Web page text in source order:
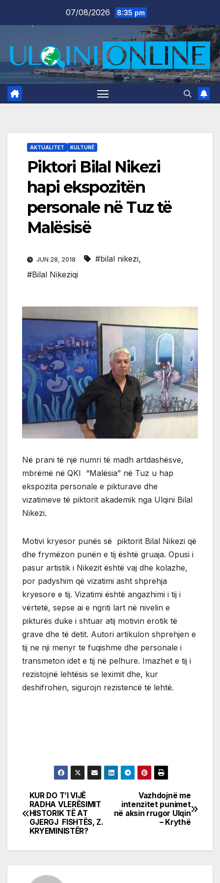
07/08/2026 8:35 pm
AKTUALITET KULTURË
Piktori Bilal Nikezi
hapi ekspozitën
personale në Tuz të
Malësisë
JUN 28, 2018 #bilal nikezi,
#Bilal Nikeziqi
Në prani të një numri të madh artdashësve,
mbrëmë në QKI “Malësia” në Tuz u hap
ekspozita personale e pikturave dhe
vizatimeve të piktorit akademik nga Ulqini Bilal
Nikezi.
Motivi kryesor punës së piktorit Bilal Nikezi që
dhe frymëzon punën e tij është gruaja. Opusi i
pasur artistik i Nikezit është vaj dhe kolazhe,
por padyshim që vizatimi asht shprehja
kryesore e tij. Vizatimi është angazhimi i tij i
vërtetë, sepse ai e ngriti lart në nivelin e
pikturës duke i shtuar atij motivin erotik të
grave dhe të detit. Autori artikulon shprehjen e
tij ne nji menyr te fuqishme dhe personale i
transmeton idet e tij në pelhure. Imazhet e tij i
rezistojnë lehtësis se leximit dhe, kur
deshifrohen, sigurojn rezistencë të lehtë.
Post
navigation
Vazhdojnë me
intenzitet punimet
në aksin rrugor Ulqin
– Krythë
KUR DO T’I VIJË
RADHA VLERËSIMIT
HISTORIK TË AT
GJERGJ FISHTËS, Z.
KRYEMINISTËR?